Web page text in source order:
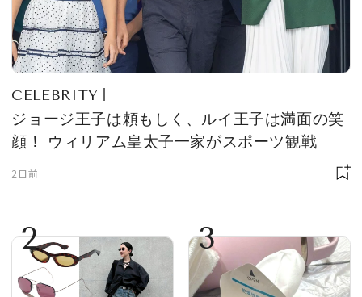
CELEBRITY
ジョージ王子は頼もしく、ルイ王子は満面の笑
顔！ ウィリアム皇太子一家がスポーツ観戦
2日前
2 3